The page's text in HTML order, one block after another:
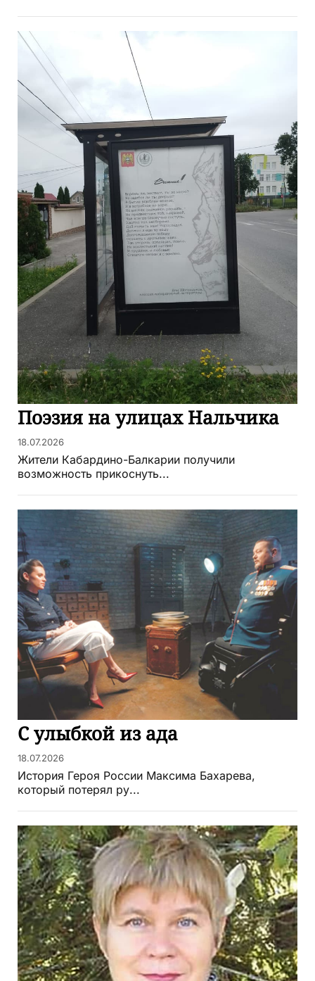
Поэзия на улицах Нальчика
18.07.2026
Жители Кабардино-Балкарии получили
возможность прикоснуть...
С улыбкой из ада
18.07.2026
История Героя России Максима Бахарева,
который потерял ру...